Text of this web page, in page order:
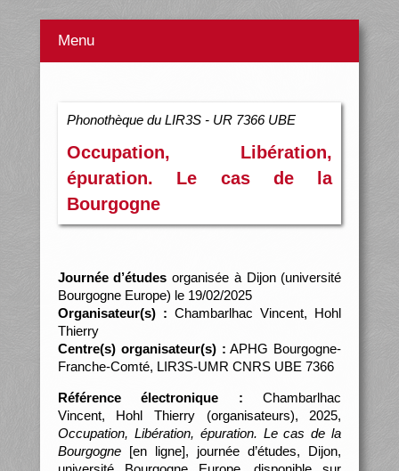
Menu
Phonothèque du LIR3S - UR 7366 UBE
Occupation, Libération,
épuration. Le cas de la
Bourgogne
Journée d’études organisée à Dijon (université
Bourgogne Europe) le 19/02/2025
Organisateur(s) : Chambarlhac Vincent, Hohl
Thierry
Centre(s) organisateur(s) : APHG Bourgogne-
Franche-Comté, LIR3S-UMR CNRS UBE 7366
Référence électronique : Chambarlhac
Vincent, Hohl Thierry (organisateurs), 2025,
Occupation, Libération, épuration. Le cas de la
Bourgogne[en ligne], journée d’études, Dijon,